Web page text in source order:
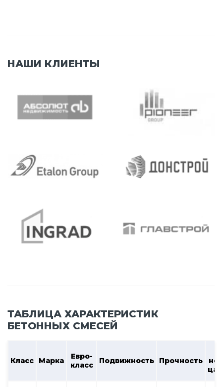
НАШИ КЛИЕНТЫ
ТАБЛИЦА ХАРАКТЕРИСТИК
БЕТОННЫХ СМЕСЕЙ
Класс Марка
Евро-
класс
Подвижность Прочность